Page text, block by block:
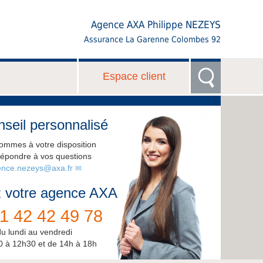
Agence AXA Philippe NEZEYS
Assurance La Garenne Colombes 92
Espace client
personnalisé
à votre disposition
à vos questions
votre agence AXA
42 42 49 78
lundi au vendredi
à 12h30 et de 14h à 18h